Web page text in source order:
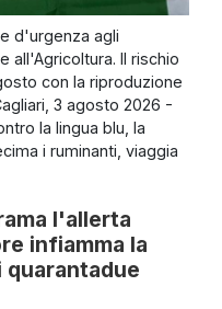
d'urgenza agli
all'Agricoltura. Il rischio
con la riproduzione
3 agosto 2026 -
la lingua blu, la
i ruminanti, viaggia
l'allerta
infiamma la
quarantadue